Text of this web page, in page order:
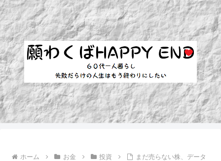
ホーム お金 投資
まだ売らない株、データ